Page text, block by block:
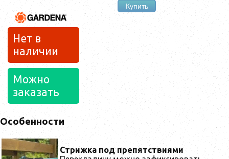
Купить
Нет в
наличии
Можно
заказать
Особенности
Стрижка под препятствиями